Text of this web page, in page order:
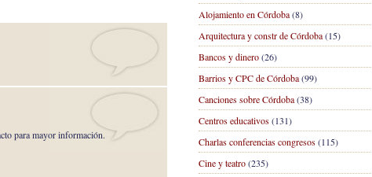
Alojamiento en Córdoba(8)
Arquitectura y constr de Córdoba(15)
Bancos y dinero(26)
Barrios y CPC de Córdoba(99)
Canciones sobre Córdoba(38)
Centros educativos(131)
Charlas conferencias congresos(115)
Cine y teatro(235)
para mayor información.